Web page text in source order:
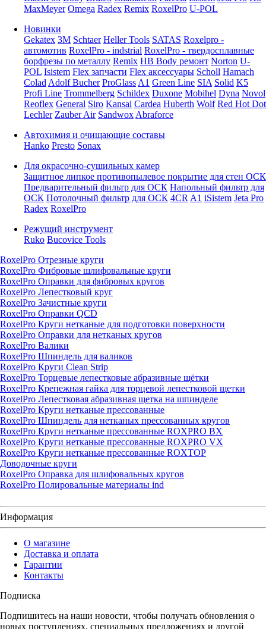
MaxMeyer Omega Radex Remix RoxelPro U-POL
Новинки
Gekatex 3M Schtaer Heller Tools SATAS Roxelpro -
автомотив RoxelPro - indstrial RoxelPro - твердосплавные
борфрезы по металлу Remix HB Body ремонт Norton U-
POL Isistem Flex запчасти Flex аксессуары Scholl Hamach
Colad Adolf Bucher ProGlass A1 Green Line SIA Solid K5
Profi Line Trommelberg Schildex Duxone Mobihel Dyna Novol
Reoflex General Siro Kansai Cardea Huberth Wolf Red Hot Dot
Lechler Zauber Air Sandwox Abraforce
Автохимия и очищающие составы
Hanko Presto Sonax
Для окрасочно-сушильных камер
Защитное липкое противопылевое покрытие для стен ОСК
Предварительный фильтр для ОСК Напольный фильтр для
ОСК Потолочный фильтр для ОСК 4CR A1 iSistem Jeta Pro
Radex RoxelPro
Режущий инструмент
Ruko Bucovice Tools
RoxelPro Отрезные круги
RoxelPro Фибровые шлифовальные круги
RoxelPro Оправки для фибровых кругов
RoxelPro Лепестковый круг
RoxelPro Зачистные круги
RoxelPro Оправки QCD
RoxelPro Круги нетканые для подготовки поверхности
RoxelPro Оправки для нетканых кругов
RoxelPro Валики
RoxelPro Шпиндель для валиков
RoxelPro Круги Clean Strip
RoxelPro Торцевые лепестковые абразивные щётки
RoxelPro Крепежная гайка для торцевой лепестковой щетки
RoxelPro Лепестковая абразивная щетка на шпинделе
RoxelPro Круги нетканые прессованные
RoxelPro Шпиндель для нетканых прессованных кругов
RoxelPro Круги нетканые прессованные ROXPRO BX
RoxelPro Круги нетканые прессованные ROXPRO VX
RoxelPro Круги нетканые прессованные ROXTOP
Доводочные круги
RoxelPro Оправка для шлифовальных кругов
RoxelPro Полировальные материалы ind
Информация
О магазине
Доставка и оплата
Гарантии
Контакты
Подписка
Подпишитесь на наши новости, чтобы получать обновления о
новых поступлениях, специальных предложениях и другой